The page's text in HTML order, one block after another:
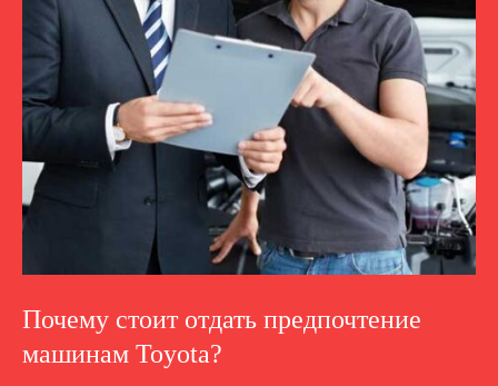
Почему стоит отдать предпочтение
машинам Toyota?